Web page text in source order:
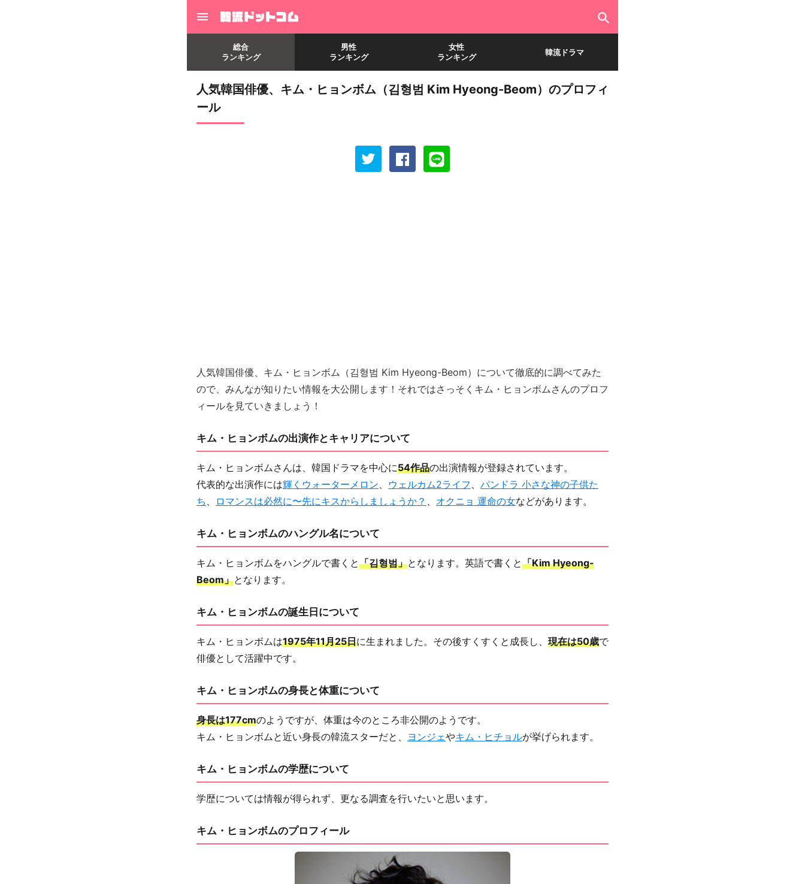
総合
ランキング
男性
ランキング
女性
ランキング
韓流ドラマ
人気韓国俳優、キム・ヒョンボム（김형범 Kim Hyeong-Beom）のプロフィ
ール
人気韓国俳優、キム・ヒョンボム（김형범 Kim Hyeong-Beom）について徹底的に調べてみた
ので、みんなが知りたい情報を大公開します！それではさっそくキム・ヒョンボムさんのプロフ
ィールを見ていきましょう！
キム・ヒョンボムの出演作とキャリアについて
キム・ヒョンボムさんは、韓国ドラマを中心に54作品の出演情報が登録されています。
代表的な出演作には輝くウォーターメロン、 ウェルカム2ライフ 、 パンドラ 小さな神の子供た
ち 、 ロマンスは必然に〜先にキスからしましょうか？ 、 オクニョ 運命の女などがあります。
キム・ヒョンボムのハングル名について
キム・ヒョンボムをハングルで書くと「김형범」となります。英語で書くと「Kim Hyeong-
Beom」となります。
キム・ヒョンボムの誕生日について
キム・ヒョンボムは1975年11月25日に生まれました。その後すくすくと成長し、 現在は50歳で
俳優として活躍中です。
キム・ヒョンボムの身長と体重について
身長は177cmのようですが、体重は今のところ非公開のようです。
キム・ヒョンボムと近い身長の韓流スターだと、 ヨンジェやキム・ヒチョルが挙げられます。
キム・ヒョンボムの学歴について
学歴については情報が得られず、更なる調査を行いたいと思います。
キム・ヒョンボムのプロフィール